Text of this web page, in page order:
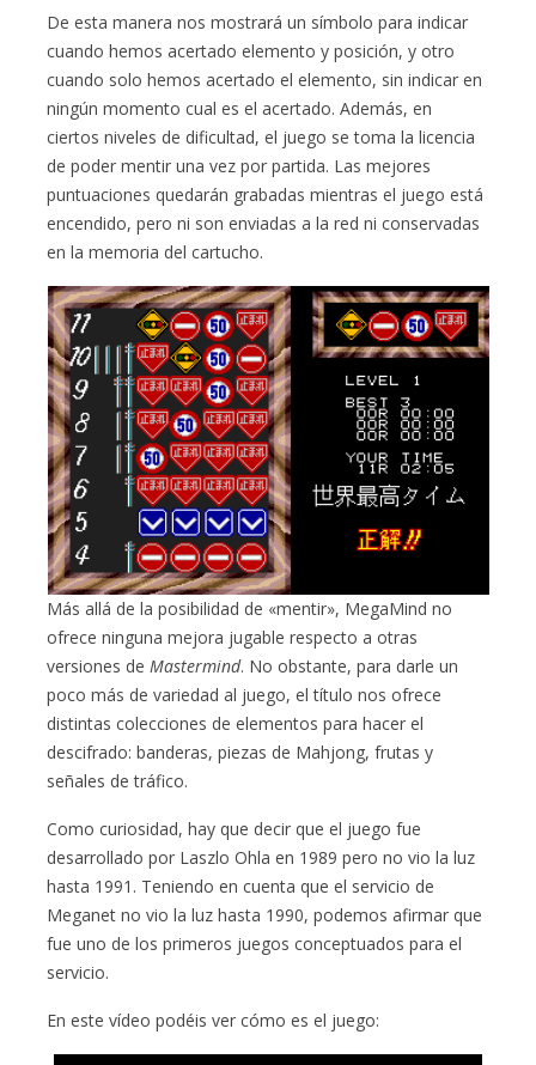
De esta manera nos mostrará un símbolo para indicar
cuando hemos acertado elemento y posición, y otro
cuando solo hemos acertado el elemento, sin indicar en
ningún momento cual es el acertado. Además, en
ciertos niveles de dificultad, el juego se toma la licencia
de poder mentir una vez por partida. Las mejores
puntuaciones quedarán grabadas mientras el juego está
encendido, pero ni son enviadas a la red ni conservadas
en la memoria del cartucho.
Más allá de la posibilidad de «mentir», MegaMind no
ofrece ninguna mejora jugable respecto a otras
versiones de Mastermind. No obstante, para darle un
poco más de variedad al juego, el título nos ofrece
distintas colecciones de elementos para hacer el
descifrado: banderas, piezas de Mahjong, frutas y
señales de tráfico.
Como curiosidad, hay que decir que el juego fue
desarrollado por Laszlo Ohla en 1989 pero no vio la luz
hasta 1991. Teniendo en cuenta que el servicio de
Meganet no vio la luz hasta 1990, podemos afirmar que
fue uno de los primeros juegos conceptuados para el
servicio.
En este vídeo podéis ver cómo es el juego: